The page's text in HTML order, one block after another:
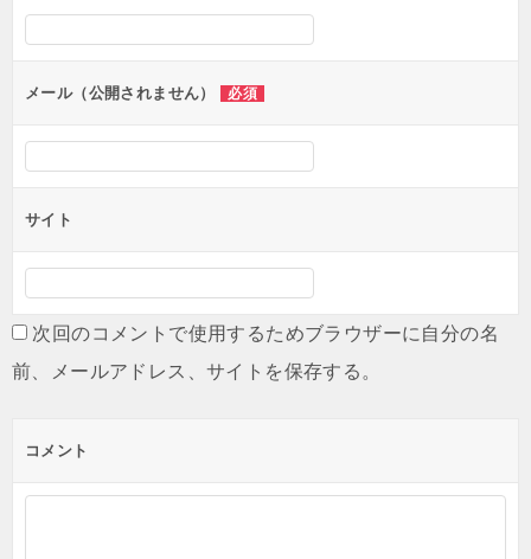
シ
ンメール（公開されません） 必須
サイト
次回のコメントで使用するためブラウザーに自分の名
前、メールアドレス、サイトを保存する。
コメント